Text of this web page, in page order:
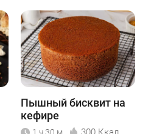
Пышный бисквит на
кефире
1 ч 30 м